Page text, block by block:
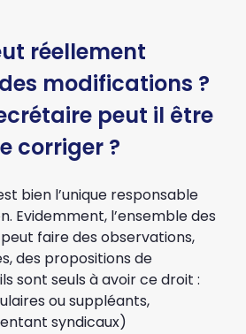
réellement
modifications ?
peut il être
corriger ?
bien l’unique responsable
Evidemment, l’ensemble des
faire des observations,
des propositions de
sont seuls à avoir ce droit :
ou suppléants,
syndicaux)